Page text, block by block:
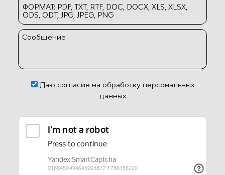
ФОРМАТ: PDF, TXT, RTF, DOC, DOCX, XLS, XLSX,
ODS, ODT, JPG, JPEG, PNG
Сообщение
Даю согласие на обработку персональных
данных